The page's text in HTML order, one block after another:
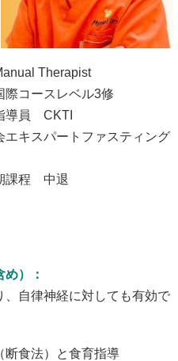
Therapist
際コースレベル3修
導員 CKTI
キスパートファスティング
課程 中退
）：
自律神経に対しても有効で
食法）と食育指導